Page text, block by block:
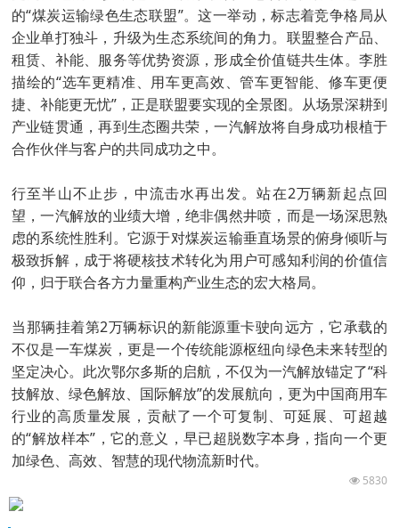
的“煤炭运输绿色生态联盟”。这一举动，标志着竞争格局从
企业单打独斗，升级为生态系统间的角力。联盟整合产品、
租赁、补能、服务等优势资源，形成全价值链共生体。李胜
描绘的“选车更精准、用车更高效、管车更智能、修车更便
捷、补能更无忧”，正是联盟要实现的全景图。从场景深耕到
产业链贯通，再到生态圈共荣，一汽解放将自身成功根植于
合作伙伴与客户的共同成功之中。
行至半山不止步，中流击水再出发。站在2万辆新起点回
望，一汽解放的业绩大增，绝非偶然井喷，而是一场深思熟
虑的系统性胜利。它源于对煤炭运输垂直场景的俯身倾听与
极致拆解，成于将硬核技术转化为用户可感知利润的价值信
仰，归于联合各方力量重构产业生态的宏大格局。
当那辆挂着第2万辆标识的新能源重卡驶向远方，它承载的
不仅是一车煤炭，更是一个传统能源枢纽向绿色未来转型的
坚定决心。此次鄂尔多斯的启航，不仅为一汽解放锚定了“科
技解放、绿色解放、国际解放”的发展航向，更为中国商用车
行业的高质量发展，贡献了一个可复制、可延展、可超越
的“解放样本”，它的意义，早已超脱数字本身，指向一个更
加绿色、高效、智慧的现代物流新时代。
5830